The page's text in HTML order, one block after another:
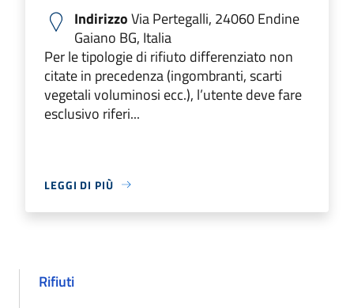
IndirizzoVia Pertegalli, 24060 Endine
Gaiano BG, Italia
Per le tipologie di rifiuto differenziato non
citate in precedenza (ingombranti, scarti
vegetali voluminosi ecc.), l’utente deve fare
esclusivo riferi...
LEGGI DI PIÙ
Rifiuti